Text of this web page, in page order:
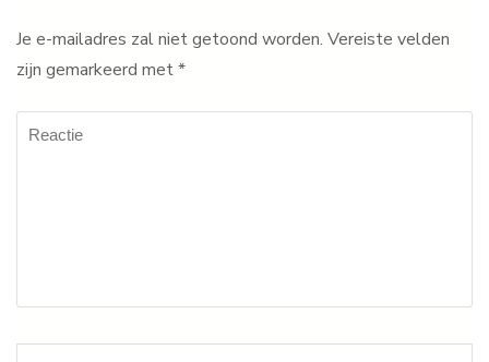
Je e-mailadres zal niet getoond worden. Vereiste velden
zijn gemarkeerd met*
Reactie